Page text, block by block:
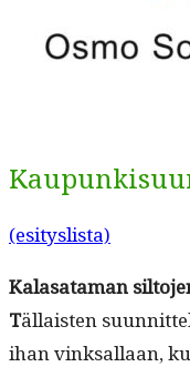
(esi­tys­lista)
Kalasa­ta­man
Tällais­ten
ihan vinksal­laan,